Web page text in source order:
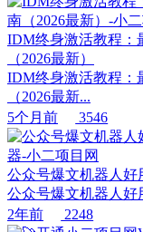
IDM终身激活教程：
（2026最新）
IDM终身激活教程：
（2026最新...
5个月前
3546
公众号爆文机器人好
公众号爆文机器人好
2年前
2248